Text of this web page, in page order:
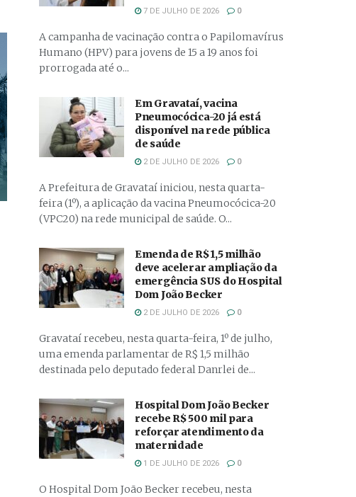
7 DE JULHO DE 2026 0
A campanha de vacinação contra o Papilomavírus
Humano (HPV) para jovens de 15 a 19 anos foi
prorrogada até o...
Em Gravataí, vacina
Pneumocócica-20 já está
disponível na rede pública
de saúde
2 DE JULHO DE 2026 0
A Prefeitura de Gravataí iniciou, nesta quarta-
feira (1º), a aplicação da vacina Pneumocócica-20
(VPC20) na rede municipal de saúde. O...
Emenda de R$ 1,5 milhão
deve acelerar ampliação da
emergência SUS do Hospital
Dom João Becker
2 DE JULHO DE 2026 0
Gravataí recebeu, nesta quarta-feira, 1º de julho,
uma emenda parlamentar de R$ 1,5 milhão
destinada pelo deputado federal Danrlei de...
Hospital Dom João Becker
recebe R$ 500 mil para
reforçar atendimento da
maternidade
1 DE JULHO DE 2026 0
O Hospital Dom João Becker recebeu, nesta